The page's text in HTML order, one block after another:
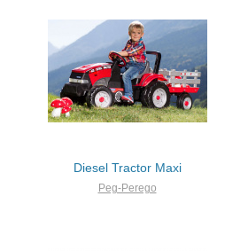
Diesel Tractor Maxi
Peg-Perego